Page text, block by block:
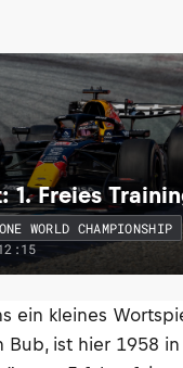
1. Freies
WORLD CHAMPIONSHIP
ein kleines
Bub, ist hier 1958